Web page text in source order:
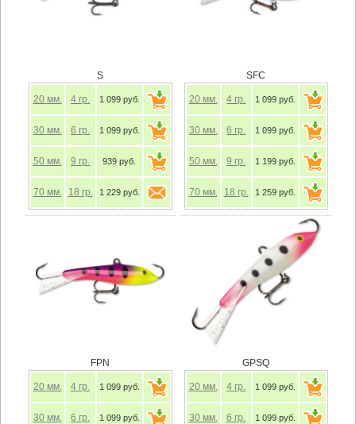
S
20 мм. 4 гр. 1 099 руб.
30 мм. 6 гр. 1 099 руб.
50 мм. 9 гр. 939 руб.
70 мм. 18 гр. 1 229 руб.
SFC
20 мм. 4 гр. 1 099 руб.
30 мм. 6 гр. 1 099 руб.
50 мм. 9 гр. 1 199 руб.
70 мм. 18 гр. 1 259 руб.
FPN
20 мм. 4 гр. 1 099 руб.
30 мм. 6 гр. 1 099 руб.
GPSQ
20 мм. 4 гр. 1 099 руб.
30 мм. 6 гр. 1 099 руб.